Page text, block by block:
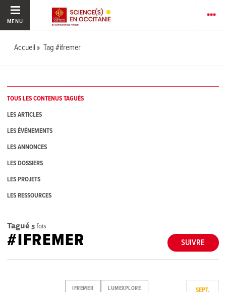
MENU
Accueil Tag #ifremer
TOUS LES CONTENUS TAGUÉS
LES ARTICLES
LES ÉVÉNEMENTS
LES ANNONCES
LES DOSSIERS
LES PROJETS
LES RESSOURCES
Tagué 5fois
SUIVRE
#IFREMER
IFREMER LUMEXPLORE SEPT.